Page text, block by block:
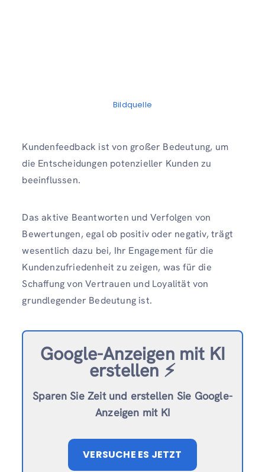
Bildquelle
Kundenfeedback ist von großer Bedeutung, um
die Entscheidungen potenzieller Kunden zu
beeinflussen.
Das aktive Beantworten und Verfolgen von
Bewertungen, egal ob positiv oder negativ, trägt
wesentlich dazu bei, Ihr Engagement für die
Kundenzufriedenheit zu zeigen, was für die
Schaffung von Vertrauen und Loyalität von
grundlegender Bedeutung ist.
Google-Anzeigen mit KI
erstellen ⚡️
Sparen Sie Zeit und erstellen Sie Google-
Anzeigen mit KI
VERSUCHE ES JETZT